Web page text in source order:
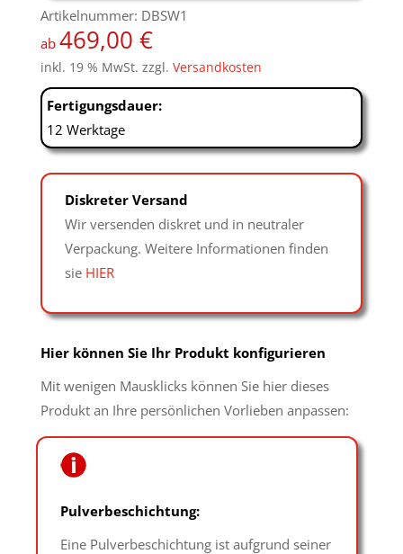
Artikelnummer: DBSW1
ab 469,00 €
inkl. 19 % MwSt. zzgl. Versandkosten
Fertigungsdauer:
12 Werktage
Diskreter Versand
Wir versenden diskret und in neutraler
Verpackung. Weitere Informationen finden
sie HIER
Hier können Sie Ihr Produkt konfigurieren
Mit wenigen Mausklicks können Sie hier dieses
Produkt an Ihre persönlichen Vorlieben anpassen:
Pulverbeschichtung:
Eine Pulverbeschichtung ist aufgrund seiner